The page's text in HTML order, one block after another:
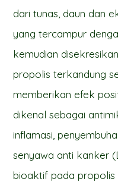
dari tunas, daun dan
yang tercampur
kemudian
propolis terkandung
memberikan efek
dikenal sebagai
inflamasi,
senyawa anti kanker
bioaktif pada